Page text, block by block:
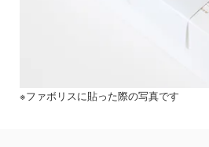
※ファボリスに貼った際の写真です